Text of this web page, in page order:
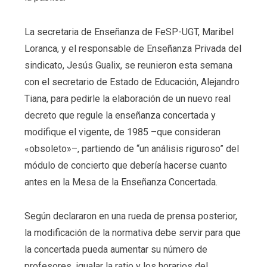
La secretaria de Enseñanza de FeSP-UGT, Maribel
Loranca, y el responsable de Enseñanza Privada del
sindicato, Jesús Gualix, se reunieron esta semana
con el secretario de Estado de Educación, Alejandro
Tiana, para pedirle la elaboración de un nuevo real
decreto que regule la enseñanza concertada y
modifique el vigente, de 1985 –que consideran
«obsoleto»–, partiendo de “un análisis riguroso” del
módulo de concierto que debería hacerse cuanto
antes en la Mesa de la Enseñanza Concertada.
Según declararon en una rueda de prensa posterior,
la modificación de la normativa debe servir para que
la concertada pueda aumentar su número de